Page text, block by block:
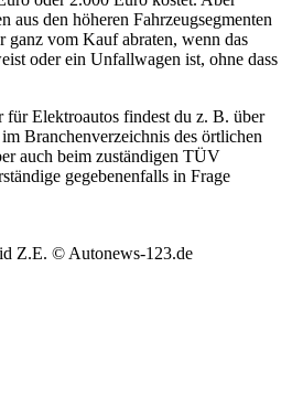
aus den höheren Fahrzeugsegmenten
ganz vom Kauf abraten, wenn das
oder ein Unfallwagen ist, ohne dass
für Elektroautos findest du z. B. über
Branchenverzeichnis des örtlichen
auch beim zuständigen TÜV
gegebenenfalls in Frage
Z.E. © Autonews-123.de